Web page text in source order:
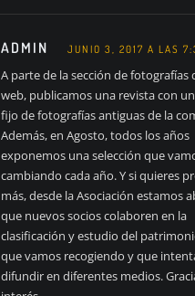
ADMIN JUNIO 3, 2017 A LAS
A parte de la sección de fotografías
web, publicamos una revista con
fijo de fotografías antiguas de la
Además, en Agosto, todos los años
exponemos una selección que
cambiando cada año. Y si quieres
más, desde la Asociación estamos
que nuevos socios colaboren en la
clasificación y estudio del
que vamos recogiendo y que
difundir en diferentes medios.